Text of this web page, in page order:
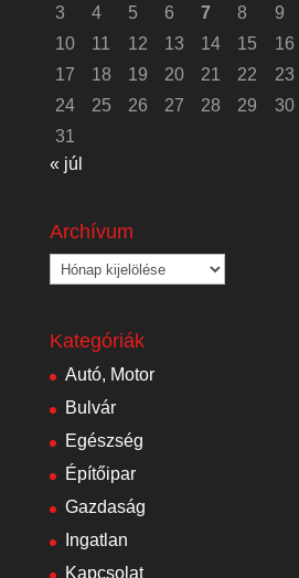
3
4 5 6 7 8
9
10
11 12 13 14 15
16
17
18 19 20 21 22
23
24
25 26 27 28 29
30
31
« júl
Archívum
Archívum
Kategóriák
Autó, Motor
Bulvár
Egészség
Építőipar
Gazdaság
Ingatlan
Kapcsolat